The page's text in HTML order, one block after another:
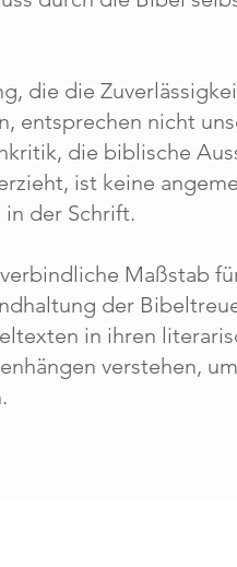
die die
entsprechen nicht
die biblische
ist keine
der Schrift.
Maßstab
der
in ihren
verstehen,